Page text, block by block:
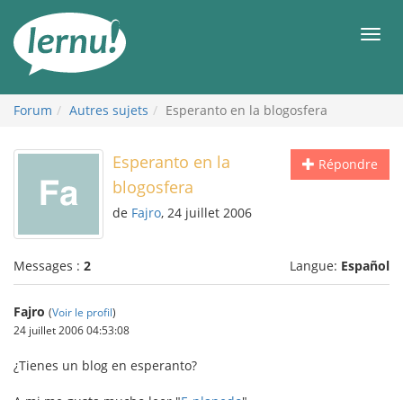
contenu
Forum Autres sujets Esperanto en la blogosfera
Répondre
Esperanto en la
blogosfera
de Fajro, 24 juillet 2006
Messages : 2 Langue: Español
Fajro (Voir le profil)
24 juillet 2006 04:53:08
¿Tienes un blog en esperanto?